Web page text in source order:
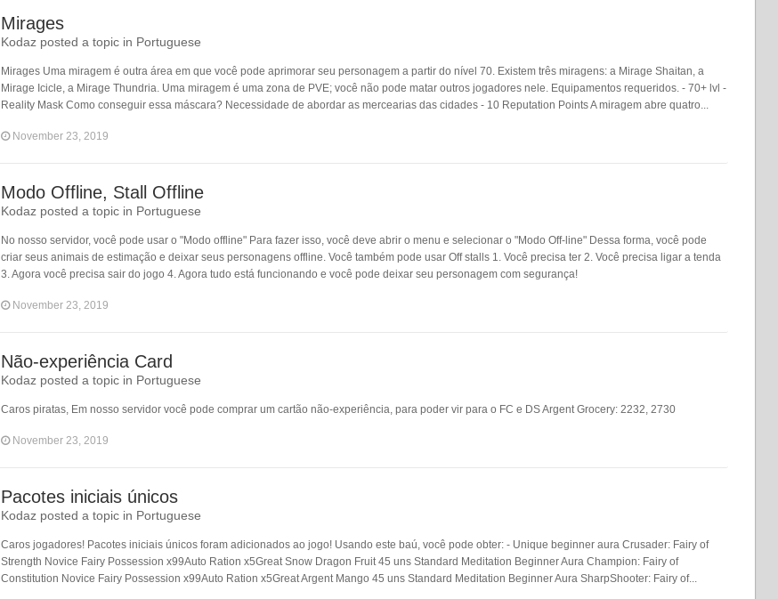
Mirages
Kodaz posted a topic in Portuguese
Mirages Uma miragem é outra área em que você pode aprimorar seu personagem a partir do nível 70. Existem três miragens: a Mirage Shaitan, a
Mirage Icicle, a Mirage Thundria. Uma miragem é uma zona de PVE; você não pode matar outros jogadores nele. Equipamentos requeridos. - 70+ lvl -
Reality Mask Como conseguir essa máscara? Necessidade de abordar as mercearias das cidades - 10 Reputation Points A miragem abre quatro...
November 23, 2019
Modo Offline, Stall Offline
Kodaz posted a topic in Portuguese
No nosso servidor, você pode usar o "Modo offline" Para fazer isso, você deve abrir o menu e selecionar o "Modo Off-line" Dessa forma, você pode
criar seus animais de estimação e deixar seus personagens offline. Você também pode usar Off stalls 1. Você precisa ter 2. Você precisa ligar a tenda
3. Agora você precisa sair do jogo 4. Agora tudo está funcionando e você pode deixar seu personagem com segurança!
November 23, 2019
Não-experiência Card
Kodaz posted a topic in Portuguese
Caros piratas, Em nosso servidor você pode comprar um cartão não-experiência, para poder vir para o FC e DS Argent Grocery: 2232, 2730
November 23, 2019
Pacotes iniciais únicos
Kodaz posted a topic in Portuguese
Caros jogadores! Pacotes iniciais únicos foram adicionados ao jogo! Usando este baú, você pode obter: - Unique beginner aura Crusader: Fairy of
Strength Novice Fairy Possession x99Auto Ration x5Great Snow Dragon Fruit 45 uns Standard Meditation Beginner Aura Champion: Fairy of
Constitution Novice Fairy Possession x99Auto Ration x5Great Argent Mango 45 uns Standard Meditation Beginner Aura SharpShooter: Fairy of...